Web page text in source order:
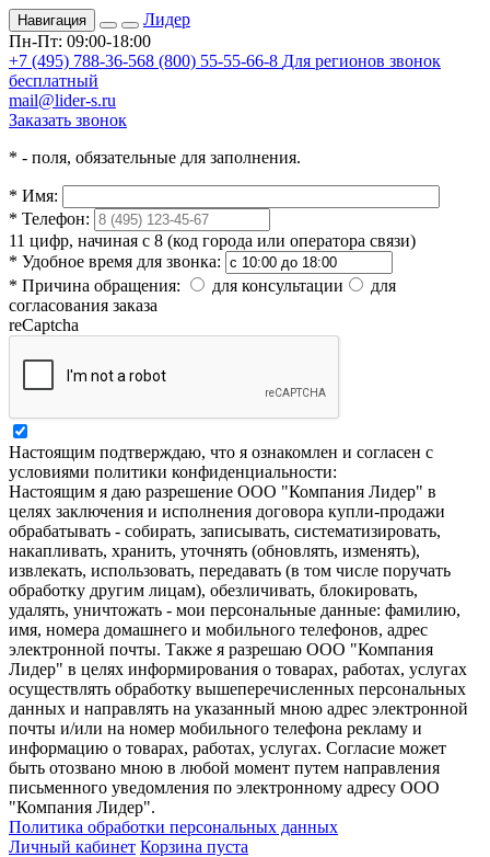
Навигация
Лидер
Пн-Пт: 09:00-18:00
+7 (495) 788-36-568 (800) 55-55-66-8 Для регионов звонок
бесплатный
mail@lider-s.ru
Заказать звонок
* - поля, обязательные для заполнения.
* Имя:
* Телефон:
11 цифр, начиная с 8 (код города или оператора связи)
* Удобное время для звонка:
* Причина обращения: для консультации
для
согласования заказа
reCaptcha
Настоящим подтверждаю, что я ознакомлен и согласен с
условиями политики конфиденциальности:
Настоящим я даю разрешение ООО "Компания Лидер" в
целях заключения и исполнения договора купли-продажи
обрабатывать - собирать, записывать, систематизировать,
накапливать, хранить, уточнять (обновлять, изменять),
извлекать, использовать, передавать (в том числе поручать
обработку другим лицам), обезличивать, блокировать,
удалять, уничтожать - мои персональные данные: фамилию,
имя, номера домашнего и мобильного телефонов, адрес
электронной почты. Также я разрешаю ООО "Компания
Лидер" в целях информирования о товарах, работах, услугах
осуществлять обработку вышеперечисленных персональных
данных и направлять на указанный мною адрес электронной
почты и/или на номер мобильного телефона рекламу и
информацию о товарах, работах, услугах. Согласие может
быть отозвано мною в любой момент путем направления
письменного уведомления по электронному адресу ООО
"Компания Лидер".
Политика обработки персональных данных
Личный кабинет Корзина пуста